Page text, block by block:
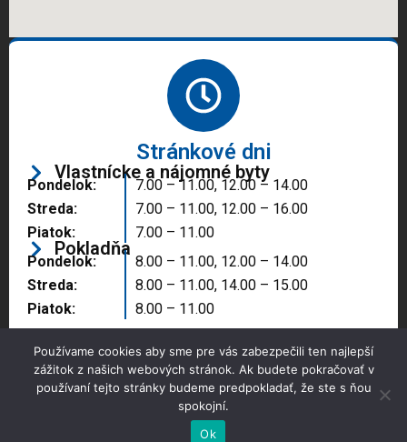
Stránkové dni
Vlastnícke a nájomné byty
Pondelok:
Streda:
Piatok:
7.00 – 11.00, 12.00 – 14.00
7.00 – 11.00, 12.00 – 16.00
7.00 – 11.00
Pokladňa
Pondelok:
Streda:
Piatok:
8.00 – 11.00, 12.00 – 14.00
8.00 – 11.00, 14.00 – 15.00
8.00 – 11.00
Copyright © 2025 Správa majetku mesta, n.o.,
Partizánske
Používame cookies aby sme pre vás zabezpečili ten najlepší
zážitok z našich webových stránok. Ak budete pokračovať v
používaní tejto stránky budeme predpokladať, že ste s ňou
spokojní.
Ok